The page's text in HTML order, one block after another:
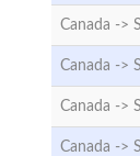
Canada ->
Canada ->
Canada ->
Canada ->